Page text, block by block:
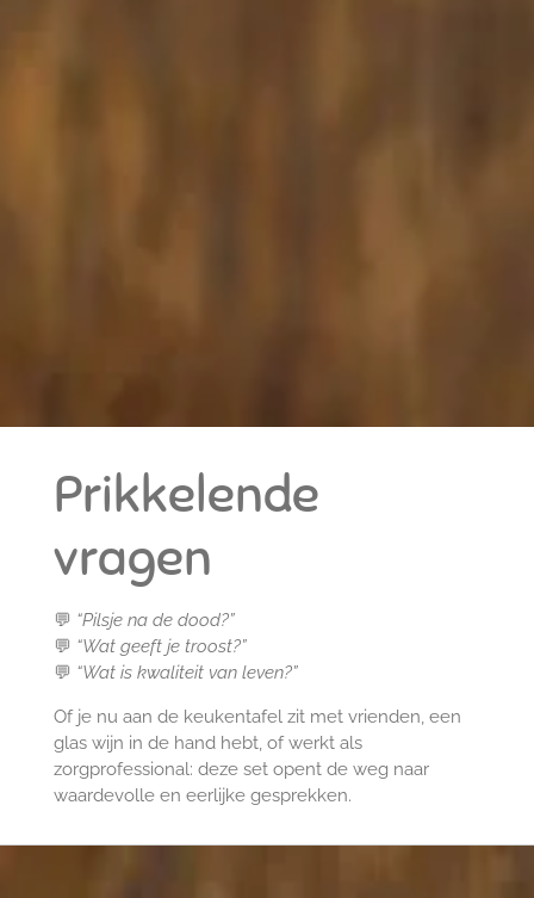
Prikkelende
vragen
💬 “Pilsje na de dood?”
💬 “Wat geeft je troost?”
💬 “Wat is kwaliteit van leven?”
Of je nu aan de keukentafel zit met vrienden, een
glas wijn in de hand hebt, of werkt als
zorgprofessional: deze set opent de weg naar
waardevolle en eerlijke gesprekken.